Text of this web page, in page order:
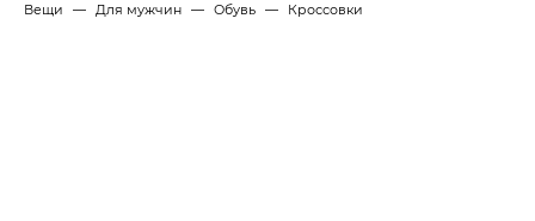
Вещи Для мужчин Обувь Кроссовки